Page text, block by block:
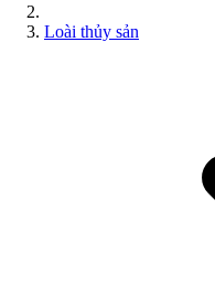
Loài thủy sản